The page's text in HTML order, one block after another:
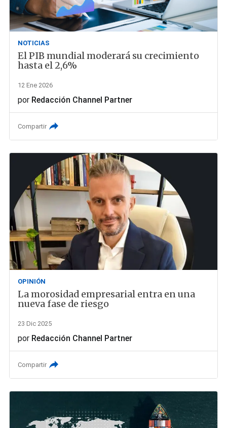
NOTICIAS
El PIB mundial moderará su crecimiento
hasta el 2,6%
12 Ene 2026
por Redacción Channel Partner
Compartir
OPINIÓN
La morosidad empresarial entra en una
nueva fase de riesgo
23 Dic 2025
por Redacción Channel Partner
Compartir